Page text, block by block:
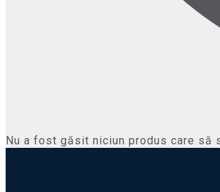
Nu a fost găsit niciun produs care să